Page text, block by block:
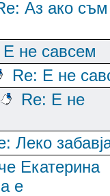
Аз ако
Е не савсем
Re: Е не
Re: Е не
Леко
Екатерина
е